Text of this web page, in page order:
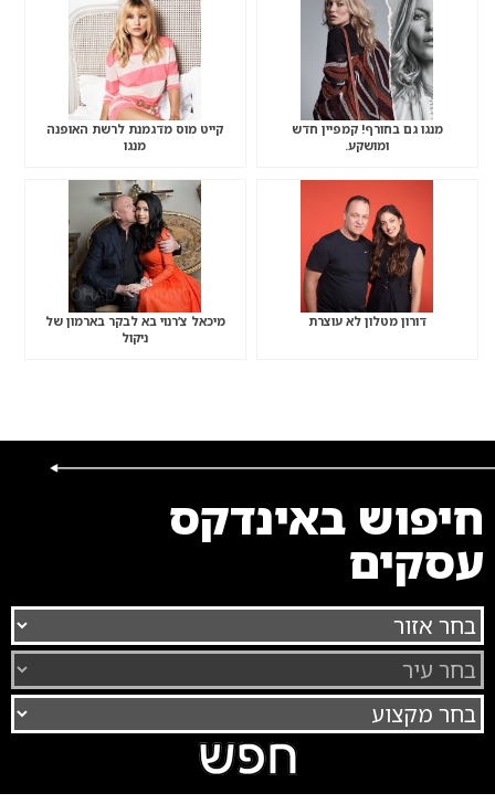
מנגו גם בחורף! קמפיין חדש
ומושקע.
קייט מוס מדגמנת לרשת האופנה
מנגו
דורון מטלון לא עוצרת
מיכאל צ’רנוי בא לבקר בארמון של
ניקול
חיפוש באינדקס
עסקים